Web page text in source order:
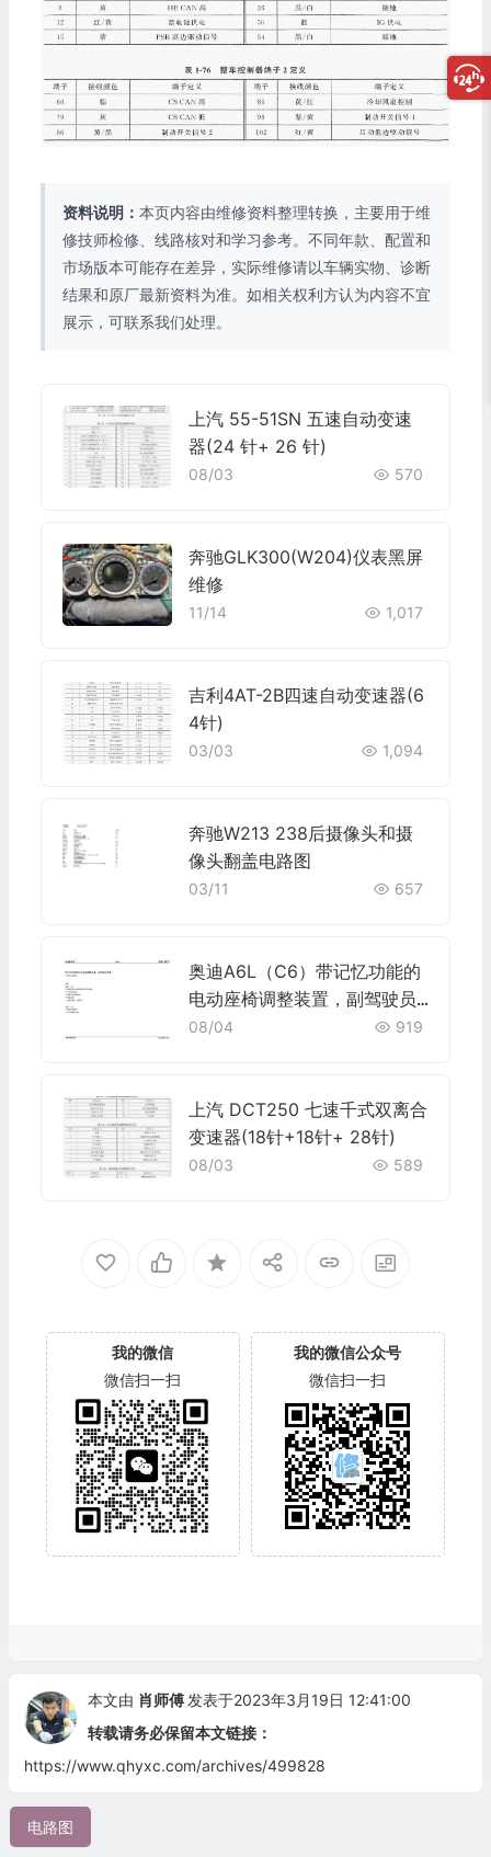
资料说明： 本页内容由维修资料整理转换，主要用于维
修技师检修、线路核对和学习参考。不同年款、配置和
市场版本可能存在差异，实际维修请以车辆实物、诊断
结果和原厂最新资料为准。如相关权利方认为内容不宜
展示，可联系我们处理。
上汽 55-51SN 五速自动变速
器(24 针+ 26 针)
08/03 570
奔驰GLK300(W204)仪表黑屏
维修
11/14 1,017
吉利4AT-2B四速自动变速器(6
4针)
03/03 1,094
奔驰W213 238后摄像头和摄
像头翻盖电路图
03/11 657
奥迪A6L（C6）带记忆功能的
电动座椅调整装置，副驾驶员
座椅
08/04 919
上汽 DCT250 七速千式双离合
变速器(18针+18针+ 28针)
08/03 589
我的微信
微信扫一扫
我的微信公众号
微信扫一扫
本文由 肖师傅 发表于2023年3月19日 12:41:00
转载请务必保留本文链接：
https://www.qhyxc.com/archives/499828
电路图